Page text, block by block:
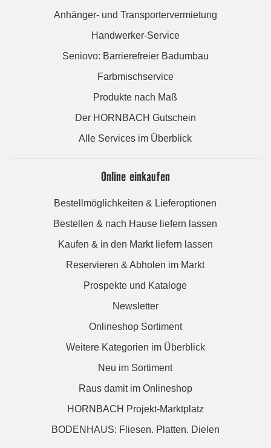
Anhänger- und Transportervermietung
Handwerker-Service
Seniovo: Barrierefreier Badumbau
Farbmischservice
Produkte nach Maß
Der HORNBACH Gutschein
Alle Services im Überblick
Online einkaufen
Bestellmöglichkeiten & Lieferoptionen
Bestellen & nach Hause liefern lassen
Kaufen & in den Markt liefern lassen
Reservieren & Abholen im Markt
Prospekte und Kataloge
Newsletter
Onlineshop Sortiment
Weitere Kategorien im Überblick
Neu im Sortiment
Raus damit im Onlineshop
HORNBACH Projekt-Marktplatz
BODENHAUS: Fliesen. Platten. Dielen